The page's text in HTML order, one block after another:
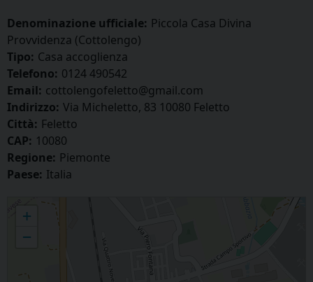
Denominazione ufficiale: Piccola Casa Divina
Provvidenza (Cottolengo)
Tipo: Casa accoglienza
Telefono: 0124 490542
Email: cottolengofeletto@gmail.com
Indirizzo: Via Micheletto, 83 10080 Feletto
Città: Feletto
CAP: 10080
Regione: Piemonte
Paese: Italia
Piccola Casa Divina Provvidenza (Cottolengo)
+
−